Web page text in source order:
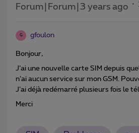
Forum|Forum|3 years ago
G gfoulon
Bonjour,
J’ai une nouvelle carte SIM depuis
n’ai aucun service sur mon GSM.
J’ai déjà redémarré plusieurs fois le
Merci